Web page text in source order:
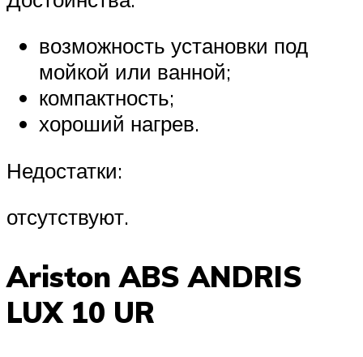
возможность установки под
мойкой или ванной;
компактность;
хороший нагрев.
Недостатки:
отсутствуют.
Ariston ABS ANDRIS
LUX 10 UR